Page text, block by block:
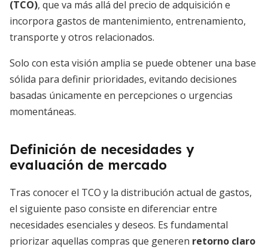
(TCO), que va más allá del precio de adquisición e
incorpora gastos de mantenimiento, entrenamiento,
transporte y otros relacionados.
Solo con esta visión amplia se puede obtener una base
sólida para definir prioridades, evitando decisiones
basadas únicamente en percepciones o urgencias
momentáneas.
Definición de necesidades y
evaluación de mercado
Tras conocer el TCO y la distribución actual de gastos,
el siguiente paso consiste en diferenciar entre
necesidades esenciales y deseos. Es fundamental
priorizar aquellas compras que generen retorno claro